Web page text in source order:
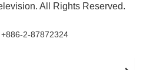
All Rights Reserved.
2-87872324